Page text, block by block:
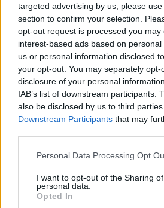
targeted advertising by us, please
section to confirm your selection.
opt-out request is processed you may
interest-based ads based on
us or personal information disclosed
your opt-out. You may separately
disclosure of your personal
IAB’s list of downstream participants.
also be disclosed by us to third
Downstream Participants that may
Please note that this website/app
not limited to your visit or usage
grant or deny consent to Google and
use your data for below specified
Personal Data Processing Opt
I want to opt-out of the Sharing
personal data.
Opted In
Οπτικά, η υβριδική έκδοση
τουανανεωμένου εμπρός
αναθεωρημένου σχεδιασμού
για τηνέκδοση VXR. Ηέκδοση
αυτές τις εξωτερικές αλλαγές, αλλά
φέρουν το
στα
«HEV»στην πίσω πόρτα.